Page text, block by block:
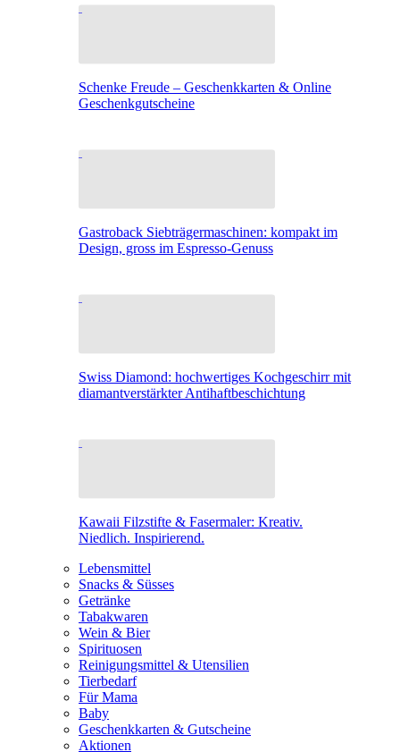
Schenke Freude – Geschenkkarten & Online
Geschenkgutscheine
Gastroback Siebträgermaschinen: kompakt im
Design, gross im Espresso-Genuss
Swiss Diamond: hochwertiges Kochgeschirr mit
diamantverstärkter Antihaftbeschichtung
Kawaii Filzstifte & Fasermaler: Kreativ.
Niedlich. Inspirierend.
Lebensmittel
Snacks & Süsses
Getränke
Tabakwaren
Wein & Bier
Spirituosen
Reinigungsmittel & Utensilien
Tierbedarf
Für Mama
Baby
Geschenkkarten & Gutscheine
Aktionen